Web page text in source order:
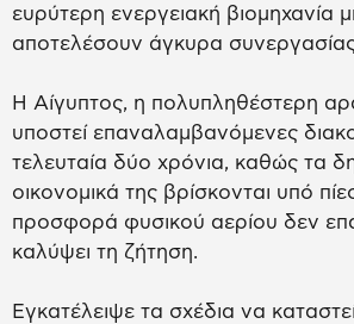
ευρύτερη ενεργειακή βιομηχανία
αποτελέσουν άγκυρα
Η Αίγυπτος, η πολυπληθέστερη
υποστεί επαναλαμβανόμενες
τελευταία δύο χρόνια, καθώς τα
οικονομικά της βρίσκονται υπό
προσφορά φυσικού αερίου δεν
καλύψει τη ζήτηση.
Εγκατέλειψε τα σχέδια να